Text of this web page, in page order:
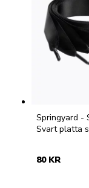
Springyard -
Svart platta
80 KR